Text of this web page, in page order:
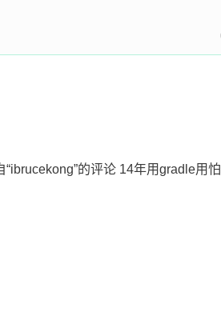
的评论 14年用gradle用